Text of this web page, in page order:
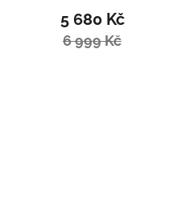
5 680 Kč
6 999 Kč